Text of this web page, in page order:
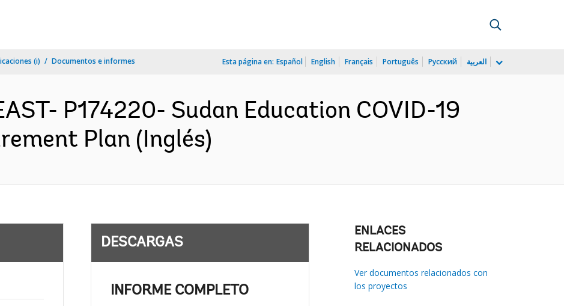
(i) Documentos e informes Esta página en: Español English Français Português Русский العربية
P174220- Sudan Education COVID-19
Plan (Inglés)
DESCARGAS
INFORME COMPLETO
ENLACES
RELACIONADOS
Ver documentos relacionados con
los proyectos